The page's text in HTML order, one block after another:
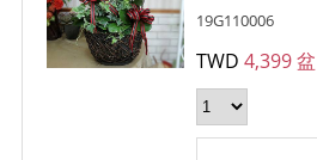
19G110006
TWD4,399 盆